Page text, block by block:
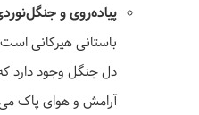
پیاده‌روی و
باستانی هیرکانی
دل جنگل وجود دارد
آرامش و هوای پاک